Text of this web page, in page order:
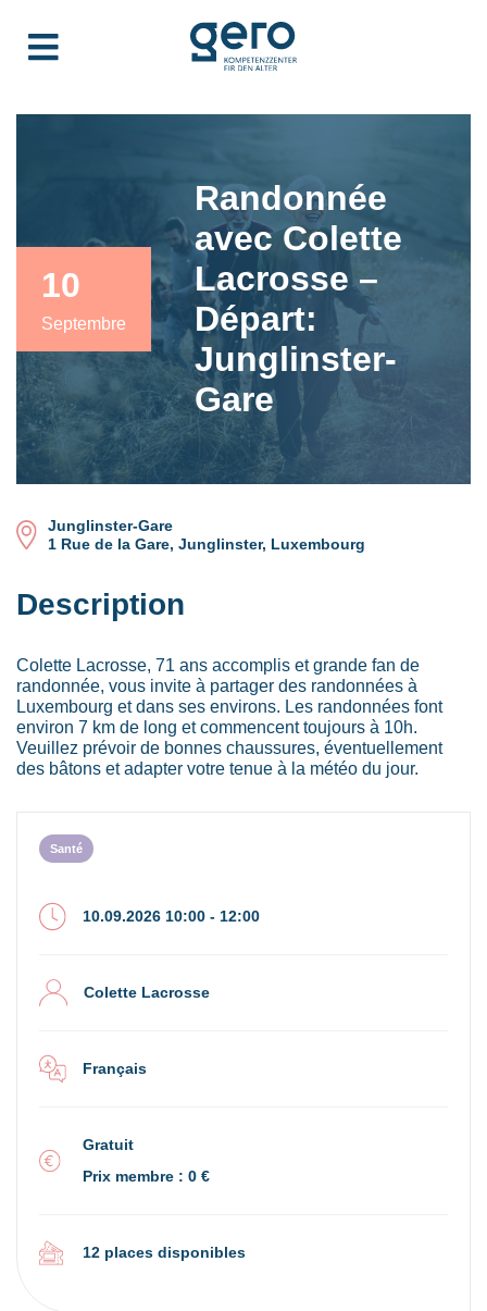
10
Septembre
Randonnée
avec Colette
Lacrosse –
Départ:
Junglinster-
Gare
Junglinster-Gare
1 Rue de la Gare, Junglinster, Luxembourg
Description
Colette Lacrosse, 71 ans accomplis et grande fan de
randonnée, vous invite à partager des randonnées à
Luxembourg et dans ses environs. Les randonnées font
environ 7 km de long et commencent toujours à 10h.
Veuillez prévoir de bonnes chaussures, éventuellement
des bâtons et adapter votre tenue à la météo du jour.
Santé
10.09.2026 10:00 - 12:00
Colette Lacrosse
Français
Gratuit
Prix membre : 0 €
12 places disponibles